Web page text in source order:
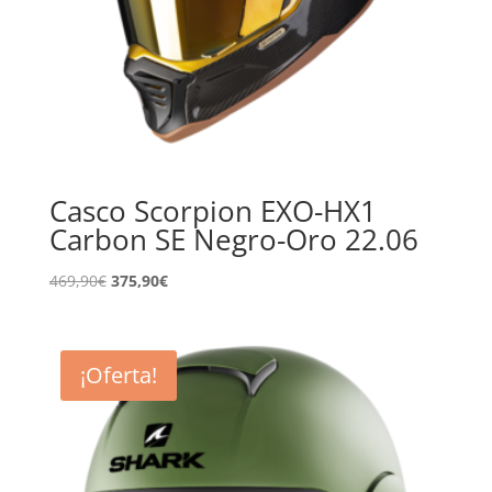
Casco Scorpion EXO-HX1
Carbon SE Negro-Oro 22.06
469,90€ El
era:
469,90€.
375,90€El
es:
375,90€.
¡Oferta!